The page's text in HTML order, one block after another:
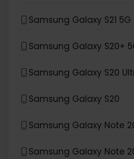
Samsung Galaxy S21 5G
Samsung Galaxy S20+
Samsung Galaxy S20
Samsung Galaxy S20
Samsung Galaxy Note
Samsung Galaxy Note